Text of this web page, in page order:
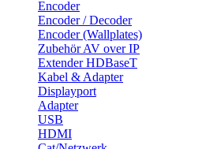
Encoder
Encoder / Decoder
Encoder (Wallplates)
Zubehör AV over IP
Extender HDBaseT
Kabel & Adapter
Displayport
Adapter
USB
HDMI